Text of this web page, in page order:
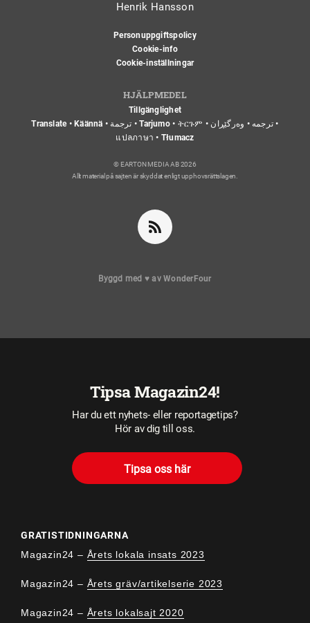
Henrik Hansson
Personuppgiftspolicy
Cookie-info
Cookie-inställningar
HJÄLPMEDEL
Tillgänglighet
Translate • Käännä • ترجمة • Tarjumo • ትርጉም • ترجمه • وەرگێڕان •
แปลภาษา • Tłumacz
© EARTON MEDIA AB 2026
Allt material på sajten är skyddat enligt upphovsrättslagen.
Byggd med ♥ avWonderFour
Tipsa Magazin24!
Har du ett nyhets- eller reportagetips?
Hör av dig till oss.
Tipsa oss här
GRATISTIDNINGARNA
Magazin24 – Årets lokala insats 2023
Magazin24 – Årets gräv/artikelserie 2023
Magazin24 – Årets lokalsajt 2020